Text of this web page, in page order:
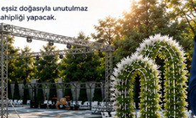
töreninde ONİKAD’ın protokolünü imzaladı
Şehrimize Çok Yakışacak